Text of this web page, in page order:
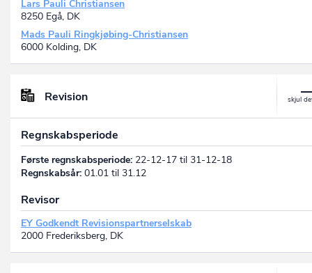
Lars Pauli Christiansen
8250 Egå, DK
Mads Pauli Ringkjøbing-Christiansen
6000 Kolding, DK
Revision
Regnskabsperiode
Første regnskabsperiode: 22-12-17 til 31-12-18
Regnskabsår: 01.01 til 31.12
Revisor
EY Godkendt Revisionspartnerselskab
2000 Frederiksberg, DK